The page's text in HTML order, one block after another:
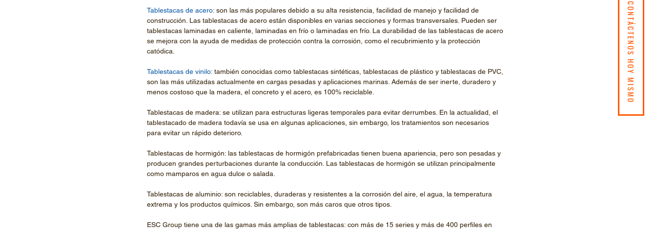
CONTÁCTENOS HOY MISMO
Tablestacas de acero: son las más populares debido a su alta resistencia, facilidad de manejo y facilidad de
construcción. Las tablestacas de acero están disponibles en varias secciones y formas transversales. Pueden ser
tablestacas laminadas en caliente, laminadas en frío o laminadas en frío. La durabilidad de las tablestacas de acero
se mejora con la ayuda de medidas de protección contra la corrosión, como el recubrimiento y la protección
catódica.
Tablestacas de vinilo: también conocidas como tablestacas sintéticas, tablestacas de plástico y tablestacas de PVC,
son las más utilizadas actualmente en cargas pesadas y aplicaciones marinas. Además de ser inerte, duradero y
menos costoso que la madera, el concreto y el acero, es 100% reciclable.
Tablestacas de madera: se utilizan para estructuras ligeras temporales para evitar derrumbes. En la actualidad, el
tablestacado de madera todavía se usa en algunas aplicaciones, sin embargo, los tratamientos son necesarios
para evitar un rápido deterioro.
Tablestacas de hormigón: las tablestacas de hormigón prefabricadas tienen buena apariencia, pero son pesadas y
producen grandes perturbaciones durante la conducción. Las tablestacas de hormigón se utilizan principalmente
como mamparos en agua dulce o salada.
Tablestacas de aluminio: son reciclables, duraderas y resistentes a la corrosión del aire, el agua, la temperatura
extrema y los productos químicos. Sin embargo, son más caros que otros tipos.
ESC Group tiene una de las gamas más amplias de tablestacas: con más de 15 series y más de 400 perfiles en